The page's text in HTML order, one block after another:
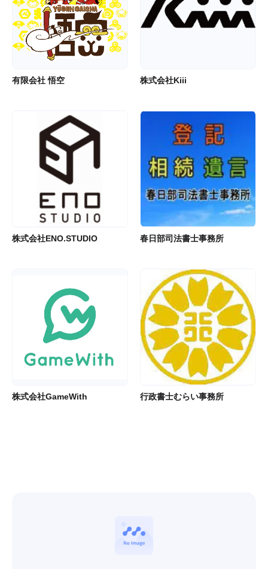
有限会社 悟空 株式会社Kiii
株式会社ENO.STUDIO 春日部司法書士事務所
株式会社GameWith 行政書士むらい事務所